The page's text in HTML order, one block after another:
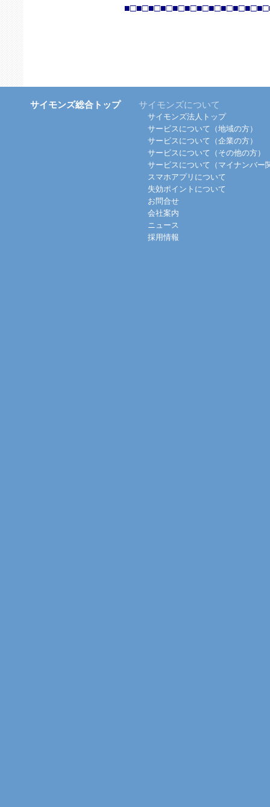
サイモンズ総合トップ サイモンズについて
サイモンズ法人トップ
サービスについて（地域の方）
サービスについて（企業の方）
サービスについて（その他の方）
サービスについて（マイナンバー
スマホアプリについて
失効ポイントについて
お問合せ
会社案内
ニュース
採用情報